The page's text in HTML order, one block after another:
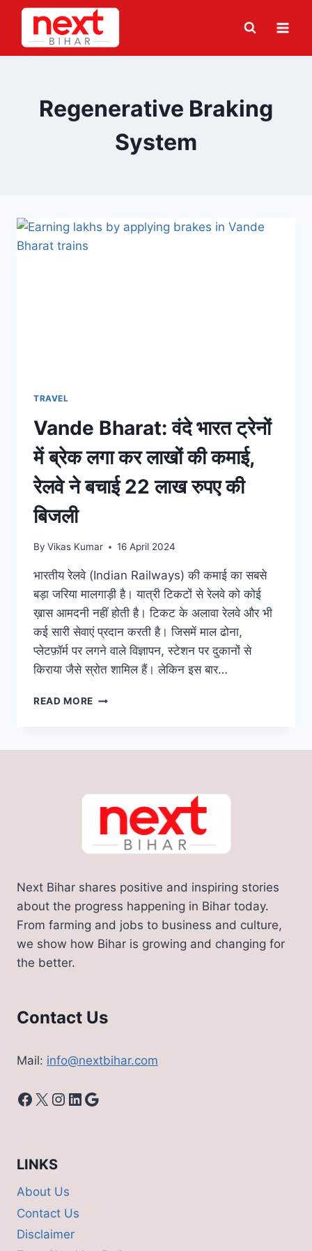
Skip
content
Regenerative Braking
System
TRAVEL
Vande Bharat: वंदे भारत ट्रेनों
में ब्रेक लगा कर लाखों की कमाई,
रेलवे ने बचाई 22 लाख रुपए की
बिजली
By Vikas Kumar 16 April 2024
भारतीय रेलवे (Indian Railways) की कमाई का सबसे
बड़ा जरिया मालगाड़ी है। यात्री टिकटों से रेलवे को कोई
ख़ास आमदनी नहीं होती है। टिकट के अलावा रेलवे और भी
कई सारी सेवाएं प्रदान करती है। जिसमें माल ढोना,
प्लेटफ़ॉर्म पर लगने वाले विज्ञापन, स्टेशन पर दुकानों से
किराया जैसे स्रोत शामिल हैं। लेकिन इस बार…
READ MORE VANDE
की
ने
बचाई
लाख
रुपए
Next Bihar shares positive and inspiring stories
about the progress happening in Bihar today.
From farming and jobs to business and culture,
we show how Bihar is growing and changing for
the better.
Contact Us
Mail: info@nextbihar.com
Facebook
X Instagram
LinkedIn
Google
LINKS
About Us
Contact Us
Disclaimer